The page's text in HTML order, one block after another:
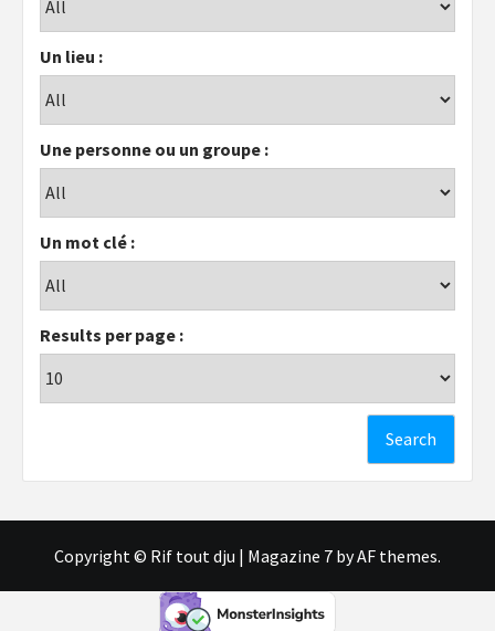
Un lieu :
Une personne ou un groupe :
Un mot clé :
Results per page :
Copyright © Rif tout dju | Magazine 7 by AF themes.